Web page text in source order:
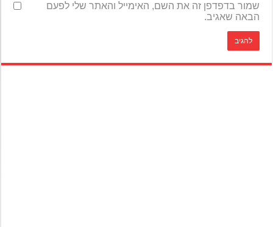
שמור בדפדפן זה את השם, האימייל והאתר שלי לפעם
הבאה שאגיב.